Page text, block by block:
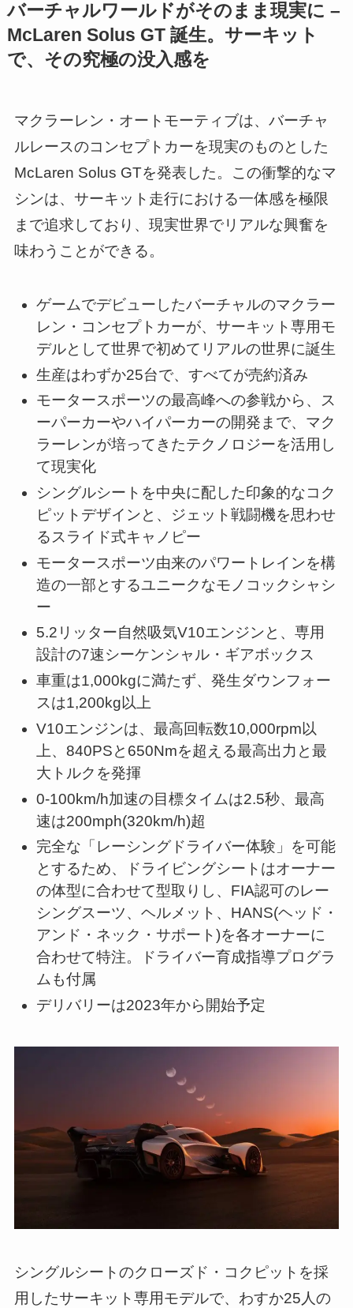
バーチャルワールドがそのまま現実に –
McLaren Solus GT 誕生。サーキット
で、その究極の没入感を
マクラーレン・オートモーティブは、バーチャ
ルレースのコンセプトカーを現実のものとした
McLaren Solus GTを発表した。この衝撃的なマ
シンは、サーキット走行における一体感を極限
まで追求しており、現実世界でリアルな興奮を
味わうことができる。
ゲームでデビューしたバーチャルのマクラー
レン・コンセプトカーが、サーキット専用モ
デルとして世界で初めてリアルの世界に誕生
生産はわずか25台で、すべてが売約済み
モータースポーツの最高峰への参戦から、ス
ーパーカーやハイパーカーの開発まで、マク
ラーレンが培ってきたテクノロジーを活用し
て現実化
シングルシートを中央に配した印象的なコク
ピットデザインと、ジェット戦闘機を思わせ
るスライド式キャノピー
モータースポーツ由来のパワートレインを構
造の一部とするユニークなモノコックシャシ
ー
5.2リッター自然吸気V10エンジンと、専用
設計の7速シーケンシャル・ギアボックス
車重は1,000kgに満たず、発生ダウンフォー
スは1,200kg以上
V10エンジンは、最高回転数10,000rpm以
上、840PSと650Nmを超える最高出力と最
大トルクを発揮
0-100km/h加速の目標タイムは2.5秒、最高
速は200mph(320km/h)超
完全な「レーシングドライバー体験」を可能
とするため、ドライビングシートはオーナー
の体型に合わせて型取りし、FIA認可のレー
シングスーツ、ヘルメット、HANS(ヘッド・
アンド・ネック・サポート)を各オーナーに
合わせて特注。ドライバー育成指導プログラ
ムも付属
デリバリーは2023年から開始予定
シングルシートのクローズド・コクピットを採
用したサーキット専用モデルで、わすか25人の